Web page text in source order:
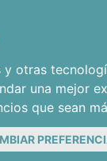
otras
una mejor
que sean